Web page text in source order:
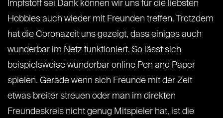
Impfstoff sei Dank können wir uns für die liebsten
Hobbies auch wieder mit Freunden treffen. Trotzdem
hat die Coronazeit uns gezeigt, dass einiges auch
wunderbar im Netz funktioniert. So lässt sich
beispielsweise wunderbar online Pen and Paper
spielen. Gerade wenn sich Freunde mit der Zeit
etwas breiter streuen oder man im direkten
Freundeskreis nicht genug Mitspieler hat, ist die